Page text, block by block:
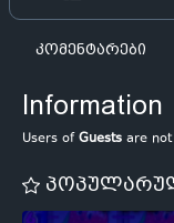
კომენტარები
Information
Users ofGuests are